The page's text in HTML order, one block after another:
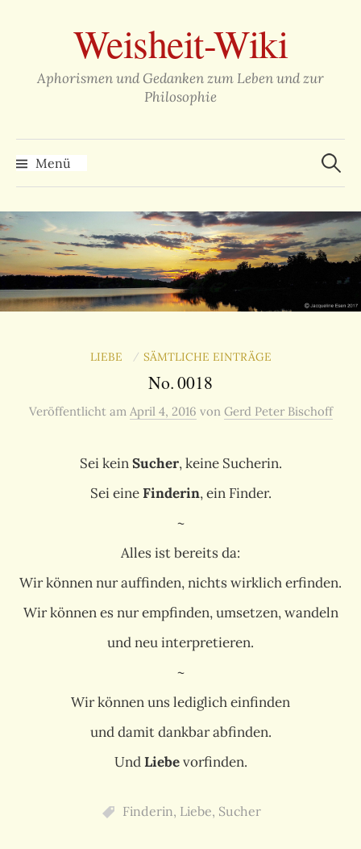
überspringenWeisheit-Wiki
Aphorismen und Gedanken zum Leben und zur
Philosophie
Menü
Suchen
nach:
LIEBE / SÄMTLICHE EINTRÄGE
No. 0018
Veröffentlicht am April 4, 2016 von Gerd Peter Bischoff
Sei keinSucher, keine Sucherin.
Sei eineFinderin, ein Finder.
~
Alles ist bereits da:
Wir können nur auffinden, nichts wirklich erfinden.
Wir können es nur empfinden, umsetzen, wandeln
und neu interpretieren.
~
Wir können uns lediglich einfinden
und damit dankbar abfinden.
UndLiebevorfinden.
Finderin, Liebe, Sucher